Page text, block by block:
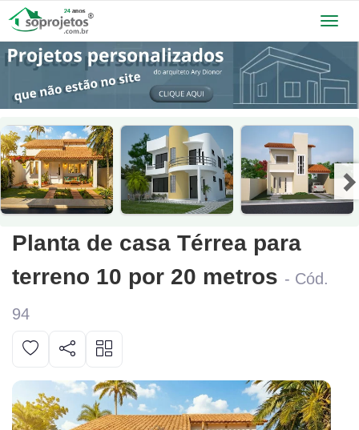
Planta de casa Térrea para
terreno 10 por 20 metros - Cód.
94